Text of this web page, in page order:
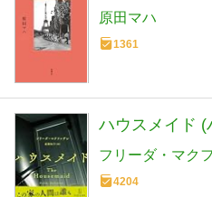
晴れの日の木馬
原田マハ
ハウスメイド (
フリーダ・マク